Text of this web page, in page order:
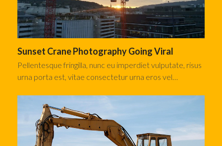
Sunset Crane Photography Going Viral
Pellentesque fringilla, nunc eu imperdiet vulputate, risus
urna porta est, vitae consectetur urna eros vel…